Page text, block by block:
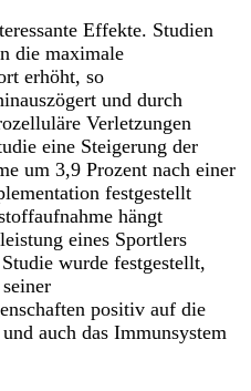
Effekte. Studien
die maximale
erhöht, so
und durch
Verletzungen
eine Steigerung der
um 3,9 Prozent nach einer
festgestellt
hängt
eines Sportlers
wurde festgestellt,
positiv auf die
auch das Immunsystem